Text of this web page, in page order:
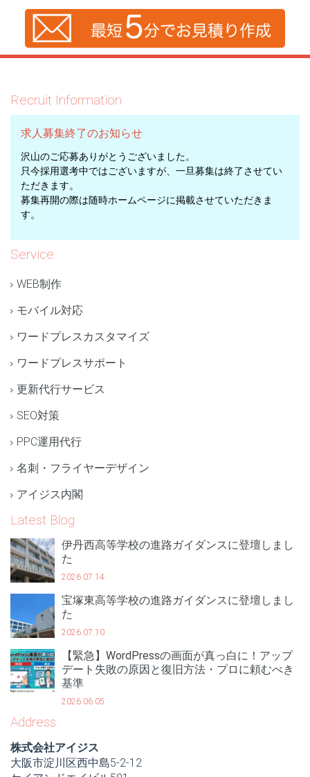
Recruit Information
求人募集終了のお知らせ
沢山のご応募ありがとうございました。
只今採用選考中ではございますが、一旦募集は終了させてい
ただきます。
募集再開の際は随時ホームページに掲載させていただきま
す。
Service
WEB制作
モバイル対応
ワードプレスカスタマイズ
ワードプレスサポート
更新代行サービス
SEO対策
PPC運用代行
名刺・フライヤーデザイン
アイジス内閣
Latest Blog
伊丹西高等学校の進路ガイダンスに登壇しまし
た
2026.07.14
宝塚東高等学校の進路ガイダンスに登壇しまし
た
2026.07.10
【緊急】WordPressの画面が真っ白に！アップ
デート失敗の原因と復旧方法・プロに頼むべき
基準
2026.06.05
Address
株式会社アイジス
大阪市淀川区西中島5-2-12